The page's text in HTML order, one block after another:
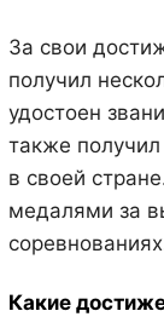
За свои
получил
удостоен
также
в своей
медалями за
Какие